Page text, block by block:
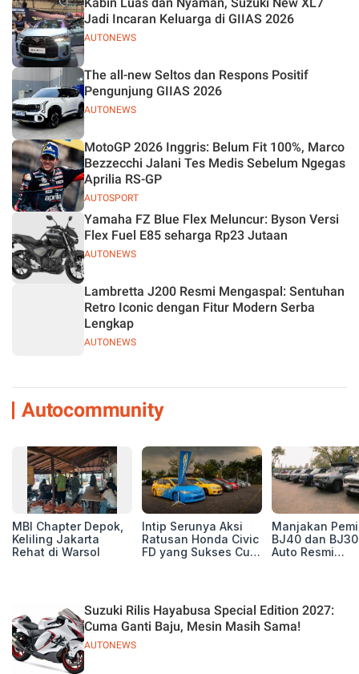
Jelas
AUTONEWS
Jadi Incaran Keluarga di GIIAS 2026
AUTONEWS
The all-new Seltos dan Respons Positif
Pengunjung GIIAS 2026
AUTOSPORT
MotoGP 2026 Inggris: Belum Fit 100%, Marco
Bezzecchi Jalani Tes Medis Sebelum Ngegas
Aprilia RS-GP
AUTONEWS
Yamaha FZ Blue Flex Meluncur: Byson Versi
Flex Fuel E85 seharga Rp23 Jutaan
AUTONEWS
Lambretta J200 Resmi Mengaspal: Sentuhan
Retro Iconic dengan Fitur Modern Serba
Lengkap
Autocommunity
MBI Chapter Depok,
Keliling Jakarta
Rehat di Warsol
Intip Serunya Aksi
Ratusan Honda Civic
FD yang Sukses Curi
Manjakan
BJ40 dan
Auto Resmi
AUTONEWS
Suzuki Rilis Hayabusa Special Edition 2027:
Cuma Ganti Baju, Mesin Masih Sama!